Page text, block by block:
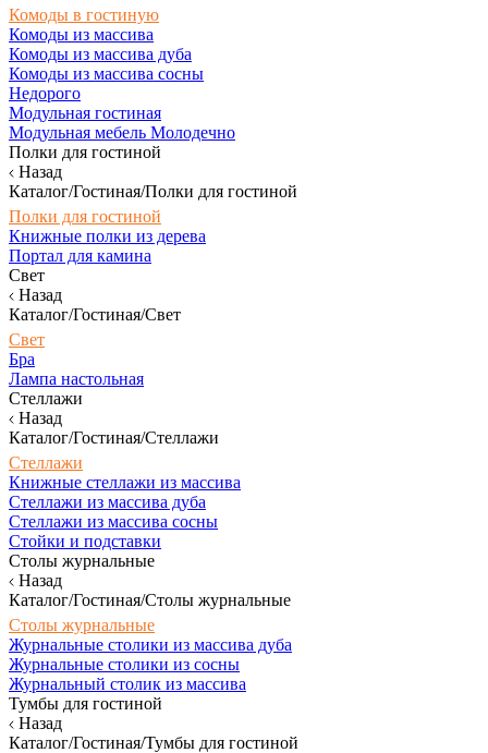
Комоды в гостиную
Комоды из массива
Комоды из массива дуба
Комоды из массива сосны
Недорого
Модульная гостиная
Модульная мебель Молодечно
Полки для гостиной
Назад
Каталог/Гостиная/Полки для гостиной
Полки для гостиной
Книжные полки из дерева
Портал для камина
Свет
Назад
Каталог/Гостиная/Свет
Свет
Бра
Лампа настольная
Стеллажи
Назад
Каталог/Гостиная/Стеллажи
Стеллажи
Книжные стеллажи из массива
Стеллажи из массива дуба
Стеллажи из массива сосны
Стойки и подставки
Столы журнальные
Назад
Каталог/Гостиная/Столы журнальные
Столы журнальные
Журнальные столики из массива дуба
Журнальные столики из сосны
Журнальный столик из массива
Тумбы для гостиной
Назад
Каталог/Гостиная/Тумбы для гостиной